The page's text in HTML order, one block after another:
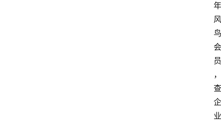
年
风
鸟
会
员
，
查
企
业